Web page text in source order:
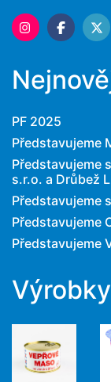
PF 2025
Představujeme
Představujeme
s.r.o. a Drůbež
Představujeme
Představujeme
Představujeme